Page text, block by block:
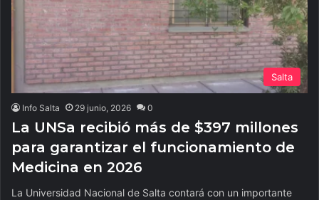
Salta
Info Salta 29 junio, 2026 0
La UNSa recibió más de $397 millones
para garantizar el funcionamiento de
Medicina en 2026
La Universidad Nacional de Salta contará con un importante